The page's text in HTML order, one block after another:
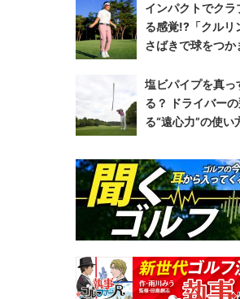
インパクトでクラ
る感覚!?「クルリ
さばきで球をつか
塩ビパイプを真っ
る？ ドライバー
る“遠心力”の使い